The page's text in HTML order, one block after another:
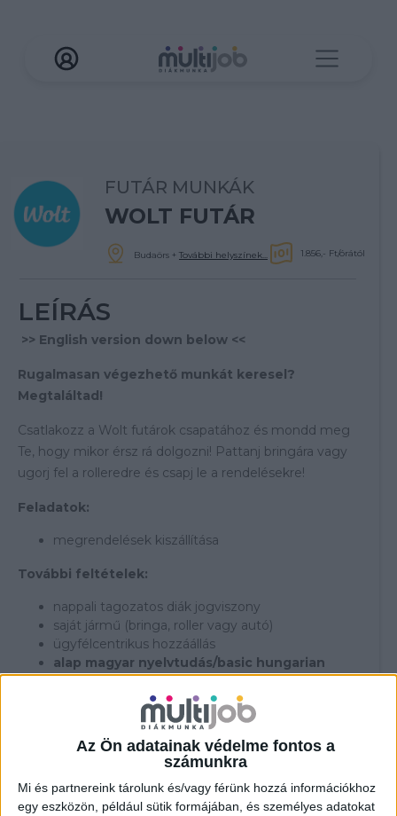
Az Ön adatainak védelme fontos a
számunkra
Mi és partnereink tárolunk és/vagy férünk hozzá információkhoz
egy eszközön, például sütik formájában, és személyes adatokat
FUTÁR MUNKÁK
WOLT FUTÁR
Budaörs + További helyszínek... 1.856,- Ft/órától
LEÍRÁS
>> English version down below <<
Rugalmasan végezhető munkát keresel?
Megtaláltad!
Csatlakozz a Wolt futárok csapatához és mondd meg
Te, hogy mikor érsz rá dolgozni! Pattanj bringára vagy
ugorj fel a rolleredre és csapj le a rendelésekre!
Feladatok:
megrendelések kiszállítása
További feltételek:
nappali tagozatos diák jogviszony
saját jármű (bringa, roller vagy autó)
ügyfélcentrikus hozzáállás
alap magyar nyelvtudás/basic hungarian
knowledge
Átlagosan elérhető órabér:
br. 2.022-5.482,- Ft/óra (tájékoztató jellegű)
---------------------------------
English version